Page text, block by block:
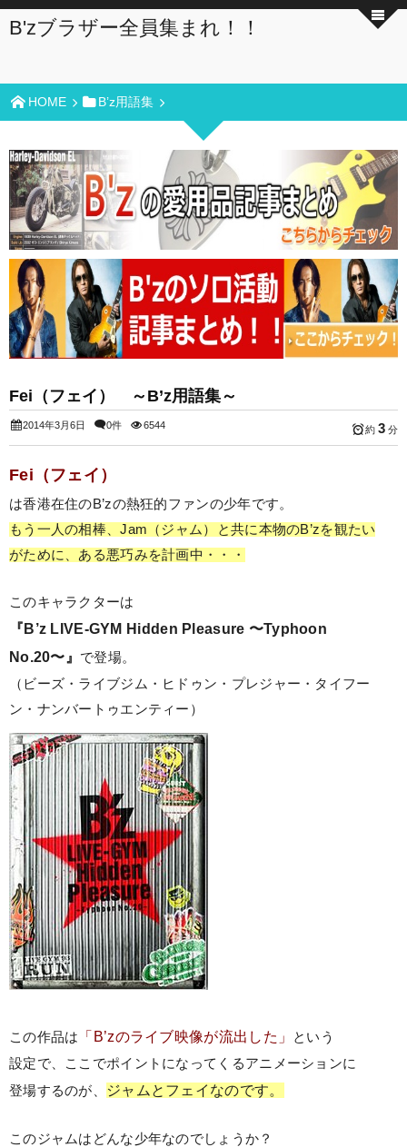
B'zブラザー全員集まれ！！
HOME B’z用語集
Fei（フェイ） ～B’z用語集～
2014年3月6日 0件 6544 約 3 分
Fei（フェイ）
は香港在住のB’zの熱狂的ファンの少年です。
もう一人の相棒、Jam（ジャム）と共に本物のB’zを観たい
がために、ある悪巧みを計画中・・・
このキャラクターは
『B’z LIVE-GYM Hidden Pleasure 〜Typhoon
No.20〜』 で登場。
（ビーズ・ライブジム・ヒドゥン・プレジャー・タイフー
ン・ナンバートゥエンティー）
この作品は 「B’zのライブ映像が流出した」
という
設定で、ここでポイントになってくるアニメーションに
登場するのが、
ジャムとフェイなのです。
このジャムはどんな少年なのでしょうか？